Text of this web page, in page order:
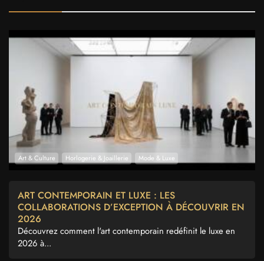
Art & Culture Horlogerie & Joaillerie Mode & Luxe
ART CONTEMPORAIN ET LUXE : LES
COLLABORATIONS D’EXCEPTION À DÉCOUVRIR EN
2026
Découvrez comment l'art contemporain redéfinit le luxe en
2026 à...